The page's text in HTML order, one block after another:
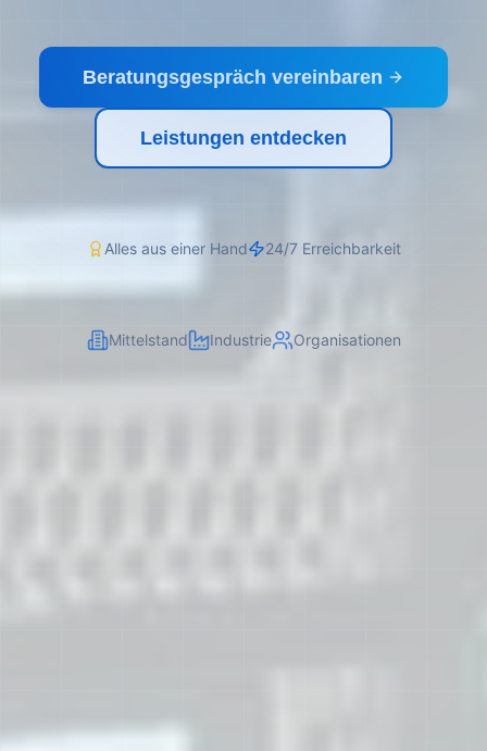
Beratungsgespräch vereinbaren
Leistungen entdecken
Alles aus einer Hand 24/7 Erreichbarkeit
Mittelstand Industrie Organisationen